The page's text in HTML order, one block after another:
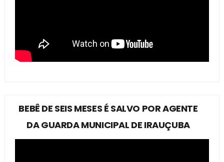
BEBÊ DE SEIS MESES É SALVO POR AGENTE
DA GUARDA MUNICIPAL DE IRAUÇUBA